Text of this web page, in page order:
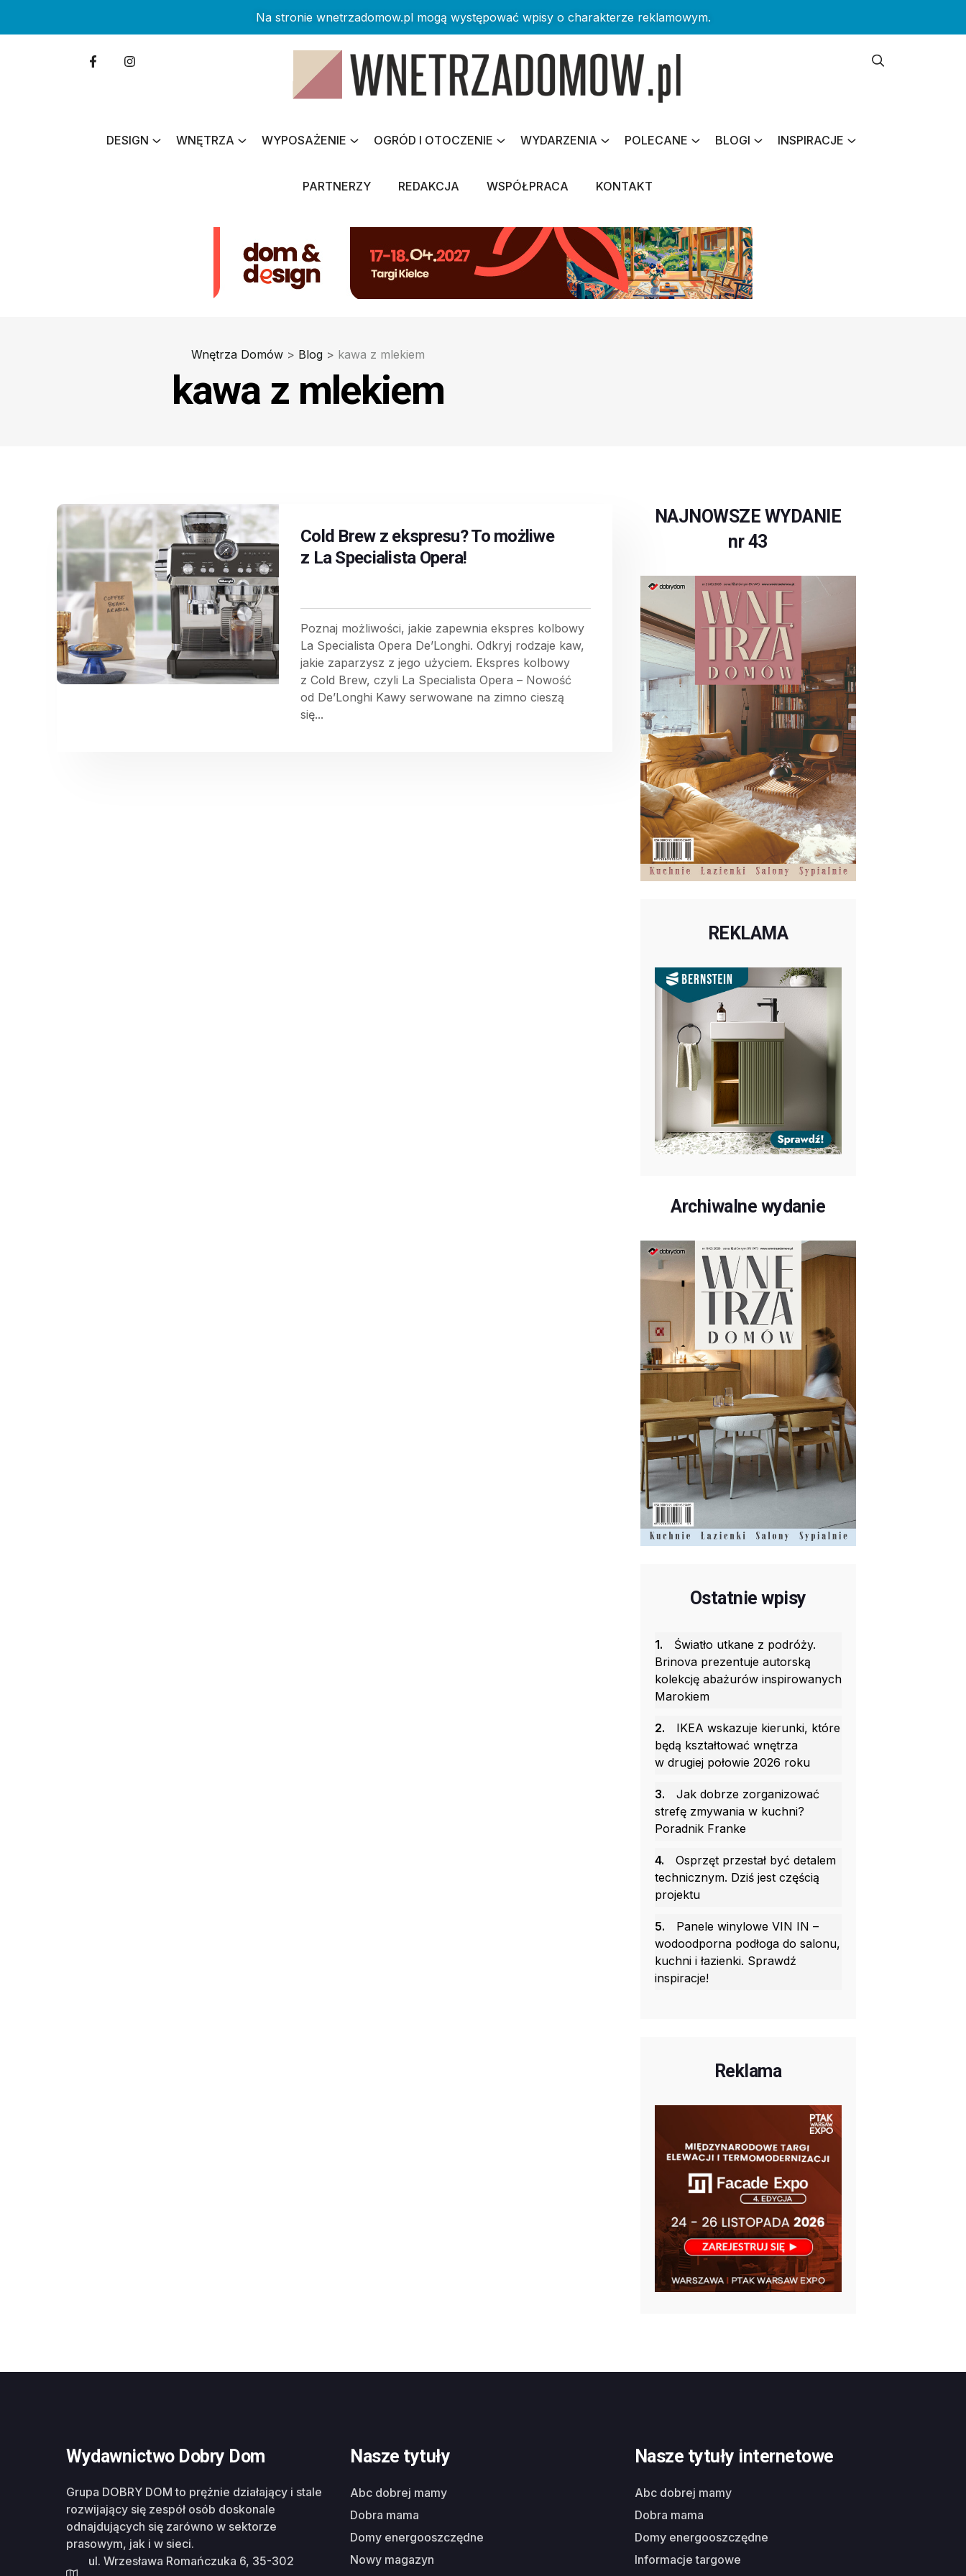
Na stronie wnetrzadomow.pl mogą występować wpisy o charakterze reklamowym.
DESIGN WNĘTRZA WYPOSAŻENIE OGRÓD I OTOCZENIE WYDARZENIA POLECANE BLOGI INSPIRACJE
PARTNERZY REDAKCJA WSPÓŁPRACA KONTAKT
Wnętrza Domów > Blog > kawa z mlekiem
kawa z mlekiem
Cold Brew z ekspresu? To możliwe
z La Specialista Opera!
Poznaj możliwości, jakie zapewnia ekspres kolbowy
La Specialista Opera De’Longhi. Odkryj rodzaje kaw,
jakie zaparzysz z jego użyciem. Ekspres kolbowy
z Cold Brew, czyli La Specialista Opera – Nowość
od De’Longhi Kawy serwowane na zimno cieszą
się...
NAJNOWSZE WYDANIE
nr 43
REKLAMA
Archiwalne wydanie
Ostatnie wpisy
1.
Światło utkane z podróży.
Brinova prezentuje autorską
kolekcję abażurów inspirowanych
Marokiem
2.
IKEA wskazuje kierunki, które
będą kształtować wnętrza
w drugiej połowie 2026 roku
3.
Jak dobrze zorganizować
strefę zmywania w kuchni?
Poradnik Franke
4.
Osprzęt przestał być detalem
technicznym. Dziś jest częścią
projektu
5.
Panele winylowe VIN IN –
wodoodporna podłoga do salonu,
kuchni i łazienki. Sprawdź
inspiracje!
Reklama
Wydawnictwo Dobry Dom
Grupa DOBRY DOM to prężnie działający i stale
rozwijający się zespół osób doskonale
odnajdujących się zarówno w sektorze
prasowym, jak i w sieci.
ul. Wrzesława Romańczuka 6, 35-302
Nasze tytuły
abc dobrej mamy
dobra mama
domy energooszczędne
nowy magazyn
Nasze tytuły internetowe
abc dobrej mamy
dobra mama
domy energooszczędne
informacje targowe